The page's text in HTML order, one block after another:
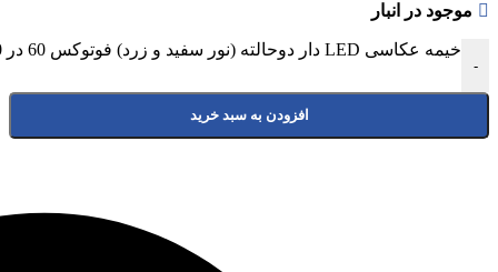
موجود در انبار
-
خیمه عکاسی LED دار دوحالته (نور سفید و زرد) فوتوکس 60 در 60 سانتی‌متر عدد
افزودن به سبد خرید